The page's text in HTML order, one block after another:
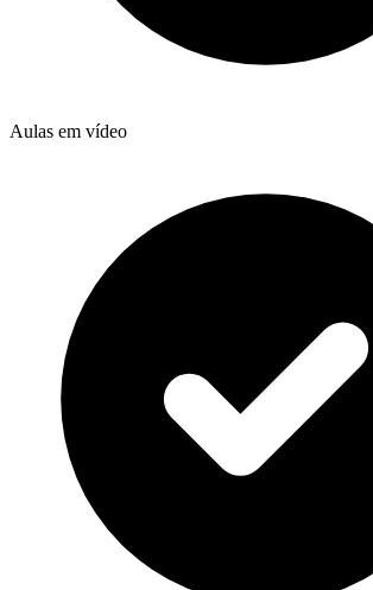
Aulas em vídeo